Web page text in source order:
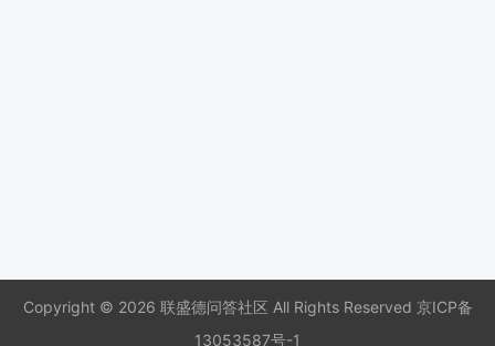
Copyright © 2026 联盛德问答社区 All Rights Reserved 京ICP备
13053587号-1